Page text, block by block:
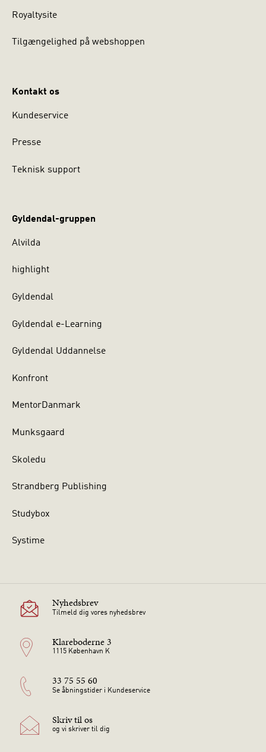
Royaltysite
Tilgængelighed på webshoppen
Kontakt os
Kundeservice
Presse
Teknisk support
Gyldendal-gruppen
Alvilda
highlight
Gyldendal
Gyldendal e-Learning
Gyldendal Uddannelse
Konfront
MentorDanmark
Munksgaard
Skoledu
Strandberg Publishing
Studybox
Systime
Nyhedsbrev
Tilmeld dig vores nyhedsbrev
Klareboderne 3
1115 København K
33 75 55 60
Se åbningstider i Kundeservice
Skriv til os
og vi skriver til dig